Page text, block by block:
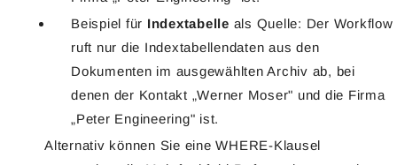
Beispiel für Indextabelle als Quelle: Der Workflow
ruft nur die Indextabellendaten aus den
Dokumenten im ausgewählten Archiv ab, bei
denen der Kontakt „Werner Moser" und die Firma
„Peter Engineering" ist.
Alternativ können Sie eine WHERE-Klausel